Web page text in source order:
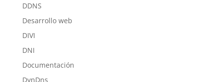
DDNS
Desarrollo web
DIVI
DNI
Documentación
DynDns